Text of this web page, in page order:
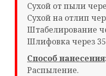
Сухой от пыли
Сухой на отлип
Штабелирование
Шлифовка через
Способ нанесения
Распыление.